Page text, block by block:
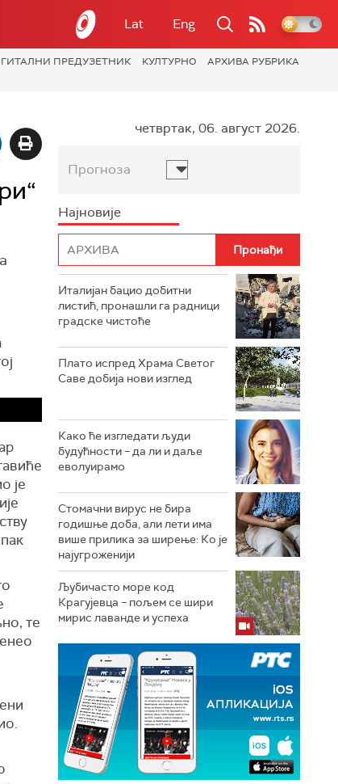
Lat Eng
ПРЕДУЗЕТНИК КУЛТУРНО
АРХИВА РУБРИКА
је
те
четвртак, 06. август 2026.
Прогноза
Најновије
Италијан бацио добитни
листић, пронашли га радници
градске чистоће
Плато испред Храма Светог
Саве добија нови изглед
Како ће изгледати људи
будућности – да ли и даље
еволуирамо
Стомачни вирус не бира
годишње доба, али лети има
више прилика за ширење: Ко је
најугроженији
Љубичасто море код
Крагујевца – пољем се шири
мирис лаванде и успеха